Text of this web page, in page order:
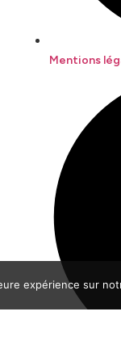
Mentions
expérience sur